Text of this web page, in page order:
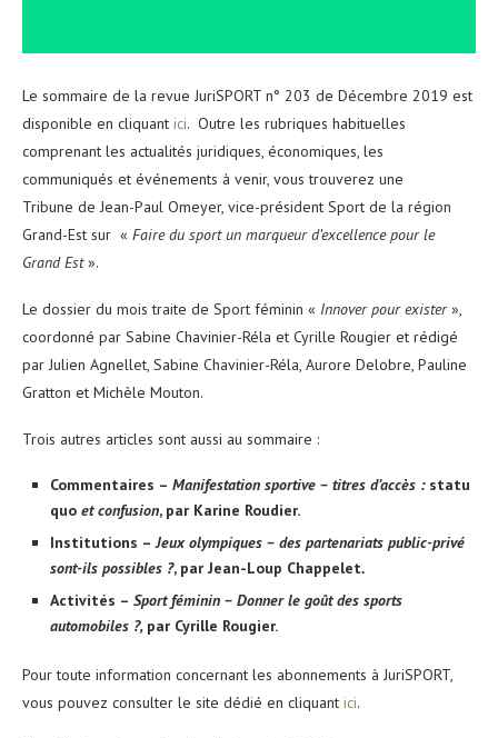
Le sommaire de la revue JuriSPORT n° 203 de Décembre 2019 est
disponible en cliquant ici. Outre les rubriques habituelles
comprenant les actualités juridiques, économiques, les
communiqués et événements à venir, vous trouverez une
Tribune de Jean-Paul Omeyer, vice-président Sport de la région
Grand-Est sur « Faire du sport un marqueur d’excellence pour le
Grand Est».
Le dossier du mois traite de Sport féminin « Innover pour exister»,
coordonné par Sabine Chavinier-Réla et Cyrille Rougier et rédigé
par Julien Agnellet, Sabine Chavinier-Réla, Aurore Delobre, Pauline
Gratton et Michèle Mouton.
Trois autres articles sont aussi au sommaire :
Commentaires – Manifestation sportive – titres d’accès : statu
quo et confusion, par Karine Roudier.
Institutions –Jeux olympiques – des partenariats public-privé
sont-ils possibles ?, par Jean-Loup Chappelet.
Activités – Sport féminin – Donner le goût des sports
automobiles ?, par Cyrille Rougier.
Pour toute information concernant les abonnements à JuriSPORT,
vous pouvez consulter le site dédié en cliquant ici.